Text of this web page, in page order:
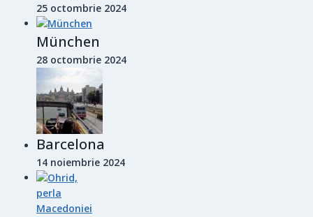
25 octombrie 2024
München
28 octombrie 2024
Barcelona
14 noiembrie 2024